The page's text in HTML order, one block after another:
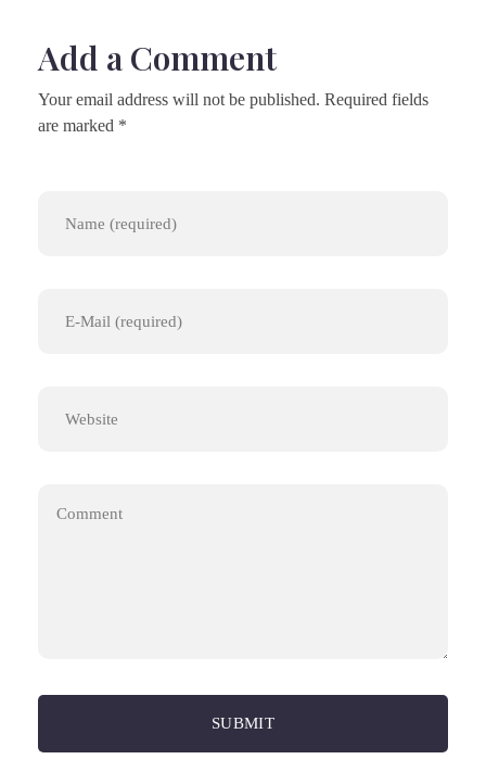
Add a Comment
Your email address will not be published. Required fields
are marked *